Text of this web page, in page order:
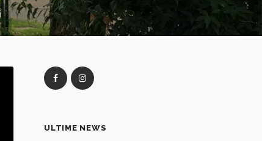
ULTIME NEWS